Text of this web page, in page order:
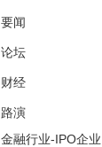
要闻
论坛
财经
路演
金融行业-IPO企业